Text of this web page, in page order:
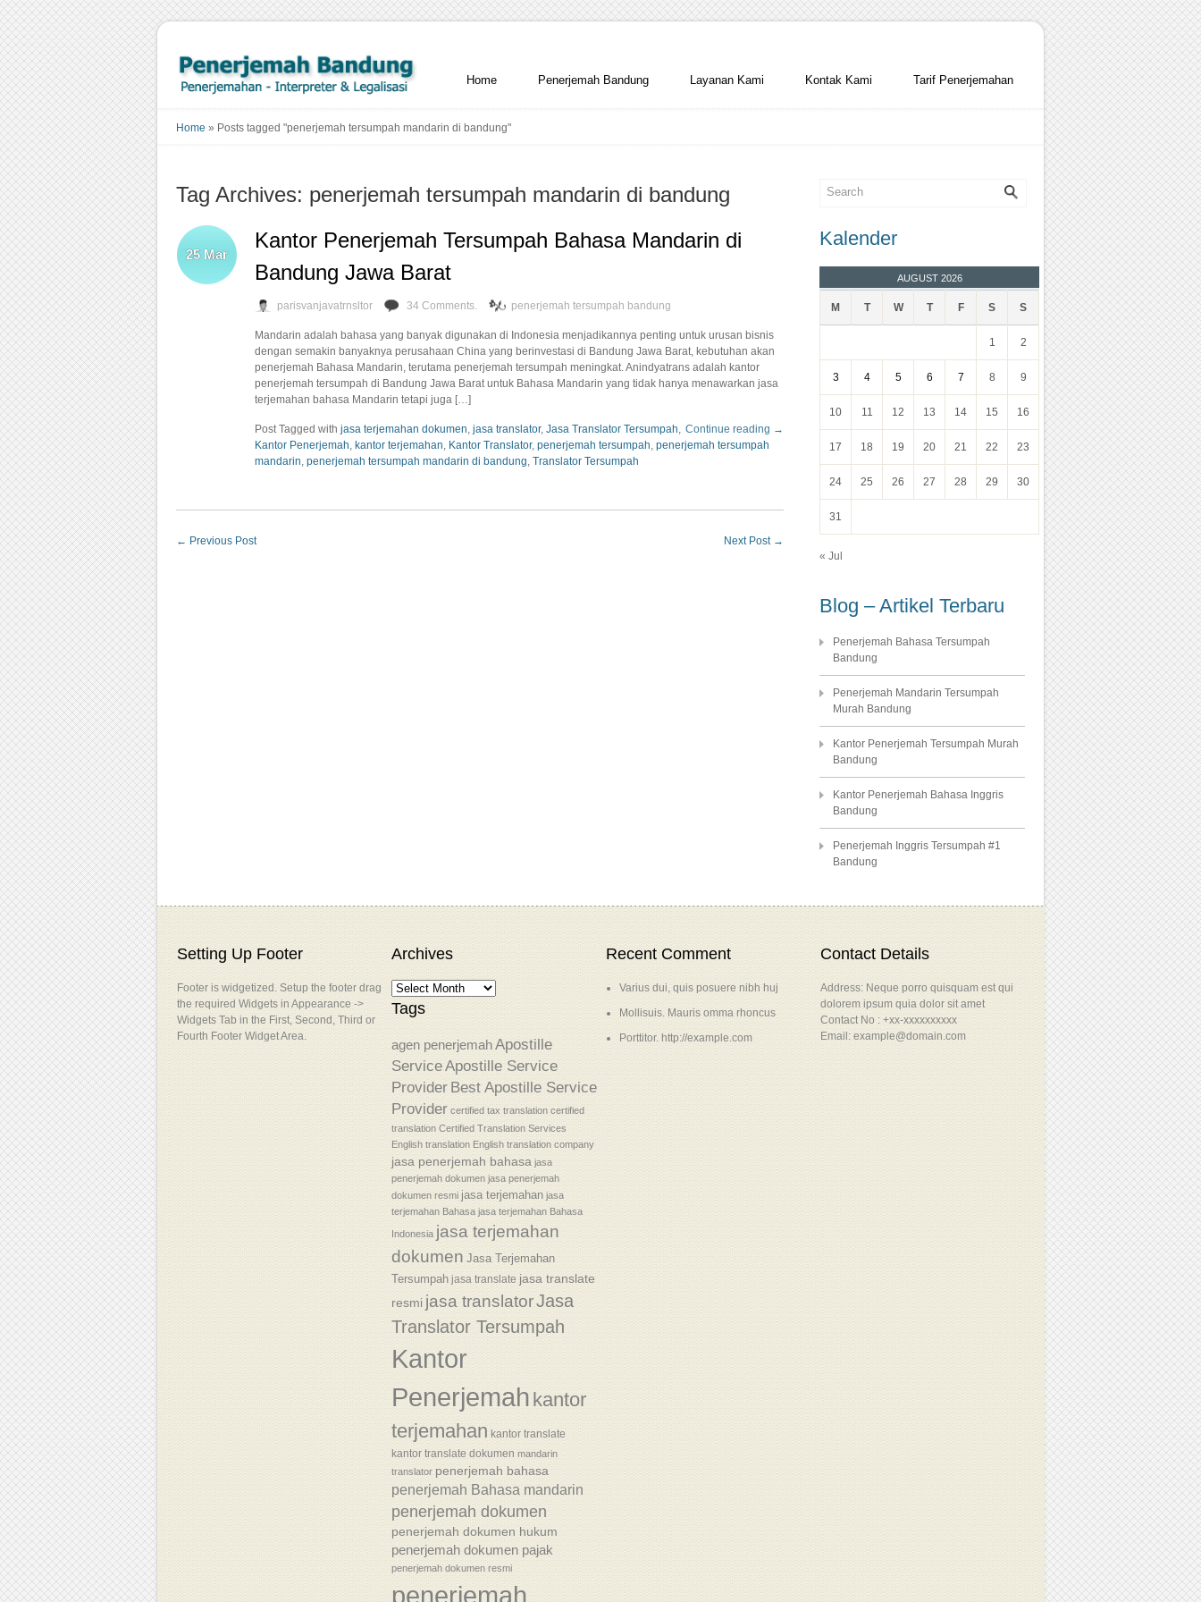
Home Penerjemah Bandung Layanan Kami Kontak Kami Tarif Penerjemahan
Home » Posts tagged "penerjemah tersumpah mandarin di bandung"
Tag Archives: penerjemah tersumpah mandarin di bandung
Kantor Penerjemah Tersumpah Bahasa Mandarin di
Bandung Jawa Barat
25 Mar
parisvanjavatrnsltor 34 Comments. penerjemah tersumpah bandung
Mandarin adalah bahasa yang banyak digunakan di Indonesia menjadikannya penting untuk urusan bisnis
dengan semakin banyaknya perusahaan China yang berinvestasi di Bandung Jawa Barat, kebutuhan akan
penerjemah Bahasa Mandarin, terutama penerjemah tersumpah meningkat. Anindyatrans adalah kantor
penerjemah tersumpah di Bandung Jawa Barat untuk Bahasa Mandarin yang tidak hanya menawarkan jasa
terjemahan bahasa Mandarin tetapi juga […]
Continue reading →
Post Tagged with jasa terjemahan dokumen, jasa translator, Jasa Translator Tersumpah,
Kantor Penerjemah, kantor terjemahan, Kantor Translator, penerjemah tersumpah, penerjemah tersumpah
mandarin, penerjemah tersumpah mandarin di bandung, Translator Tersumpah
← Previous Post Next Post →
Kalender
AUGUST 2026
M T W T F S S
1 2
3 4 5 6 7 8 9
10 11 12 13 14 15 16
17 18 19 20 21 22 23
24 25 26 27 28 29 30
31
« Jul
Blog – Artikel Terbaru
Penerjemah Bahasa Tersumpah
Bandung
Penerjemah Mandarin Tersumpah
Murah Bandung
Kantor Penerjemah Tersumpah Murah
Bandung
Kantor Penerjemah Bahasa Inggris
Bandung
Penerjemah Inggris Tersumpah #1
Bandung
Setting Up Footer
Footer is widgetized. Setup the footer drag
the required Widgets in Appearance ->
Widgets Tab in the First, Second, Third or
Fourth Footer Widget Area.
Archives
Tags
agen penerjemah Apostille
ServiceApostille Service
Provider Best Apostille Service
Provider certified tax translation certified
translation Certified Translation Services
English translation English translation company
jasa penerjemah bahasa jasa
penerjemah dokumen jasa penerjemah
dokumen resmi jasa terjemahan jasa
terjemahan Bahasa jasa terjemahan Bahasa
Indonesia jasa terjemahan
dokumen Jasa Terjemahan
Tersumpah jasa translate jasa translate
resmi jasa translatorJasa
Translator Tersumpah
Kantor
Penerjemah kantor
terjemahan kantor translate
kantor translate dokumen mandarin
translator penerjemah bahasa
penerjemah Bahasa mandarin
penerjemah dokumen
penerjemah dokumen hukum
penerjemah dokumen pajak
penerjemah dokumen resmi
penerjemah
Recent Comment
Varius dui, quis posuere nibh huj
Mollisuis. Mauris omma rhoncus
Porttitor. http://example.com
Contact Details
Address: Neque porro quisquam est qui
dolorem ipsum quia dolor sit amet
Contact No : +xx-xxxxxxxxxx
Email: example@domain.com